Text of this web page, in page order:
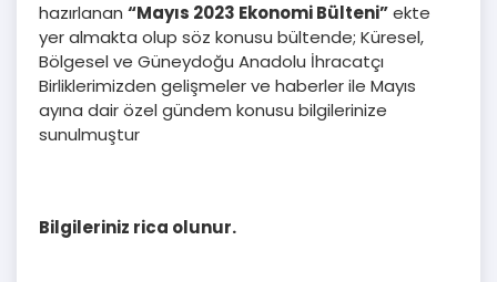
hazırlanan “Mayıs 2023 Ekonomi Bülteni”ekte
yer almakta olup söz konusu bültende; Küresel,
Bölgesel ve Güneydoğu Anadolu İhracatçı
Birliklerimizden gelişmeler ve haberler ile Mayıs
ayına dair özel gündem konusu bilgilerinize
sunulmuştur
Bilgileriniz rica olunur.